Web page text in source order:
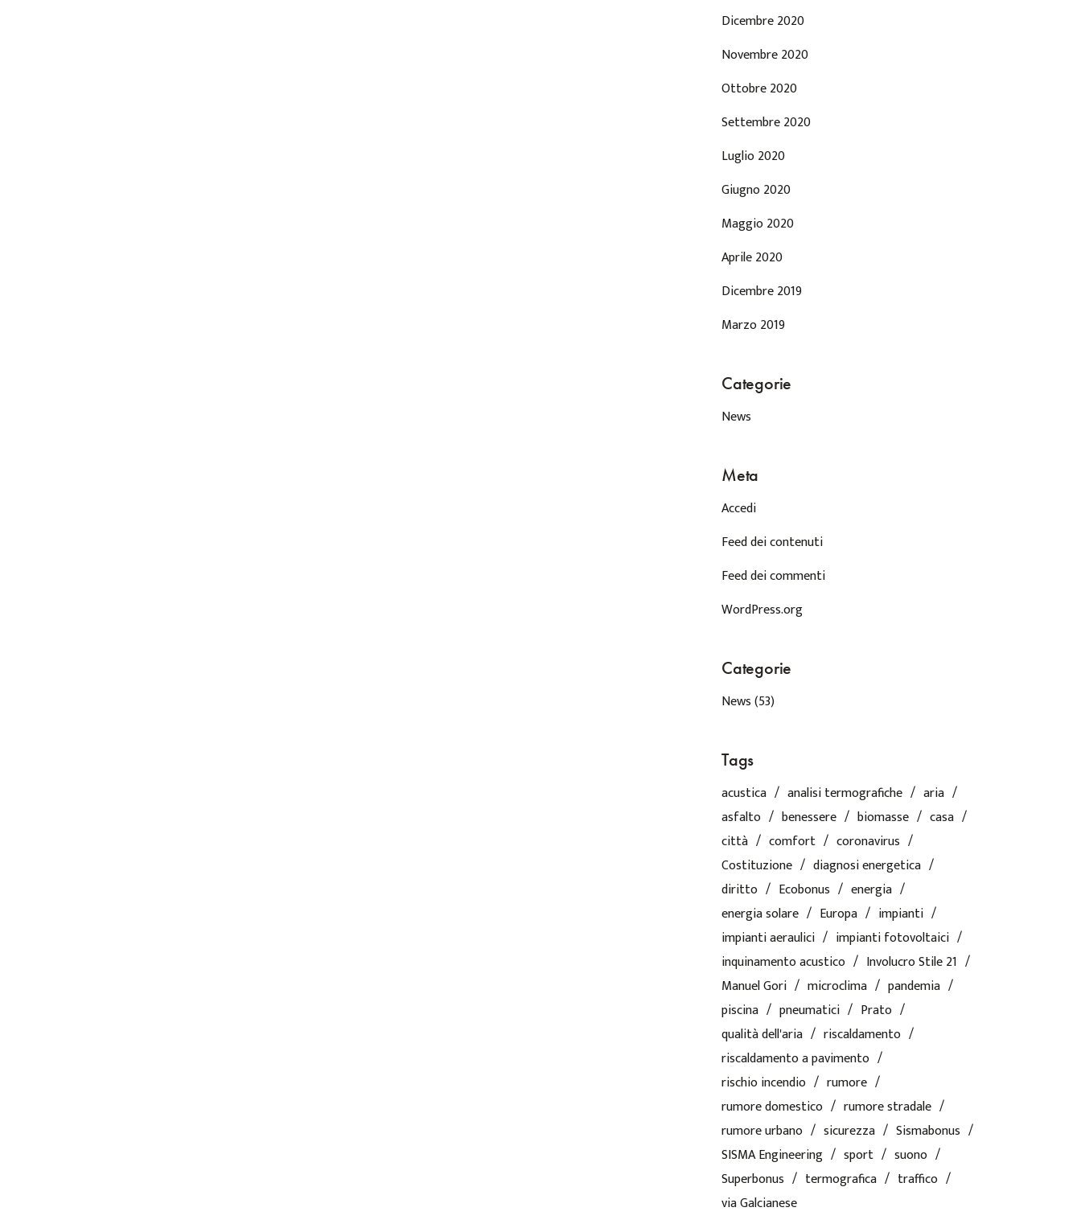
Dicembre 2020
Novembre 2020
Ottobre 2020
Settembre 2020
Luglio 2020
Giugno 2020
Maggio 2020
Aprile 2020
Dicembre 2019
Marzo 2019
Categorie
News
Meta
Accedi
Feed dei contenuti
Feed dei commenti
WordPress.org
Categorie
News(53)
Tags
acustica analisi termografiche
aria
asfalto
benessere biomasse
casa
città
comfort
coronavirus
Costituzione
diagnosi energetica
diritto
Ecobonus
energia
energia solare
Europa
impianti
impianti aeraulici
impianti fotovoltaici
inquinamento acustico
Involucro Stile 21
Manuel Gori
microclima
pandemia
piscina
pneumatici
Prato
qualità dell'aria
riscaldamento
riscaldamento a pavimento
rischio incendio
rumore
rumore domestico
rumore stradale
rumore urbano
sicurezza
Sismabonus
SISMA Engineering
sport
suono
Superbonus
termografica
traffico
via Galcianese